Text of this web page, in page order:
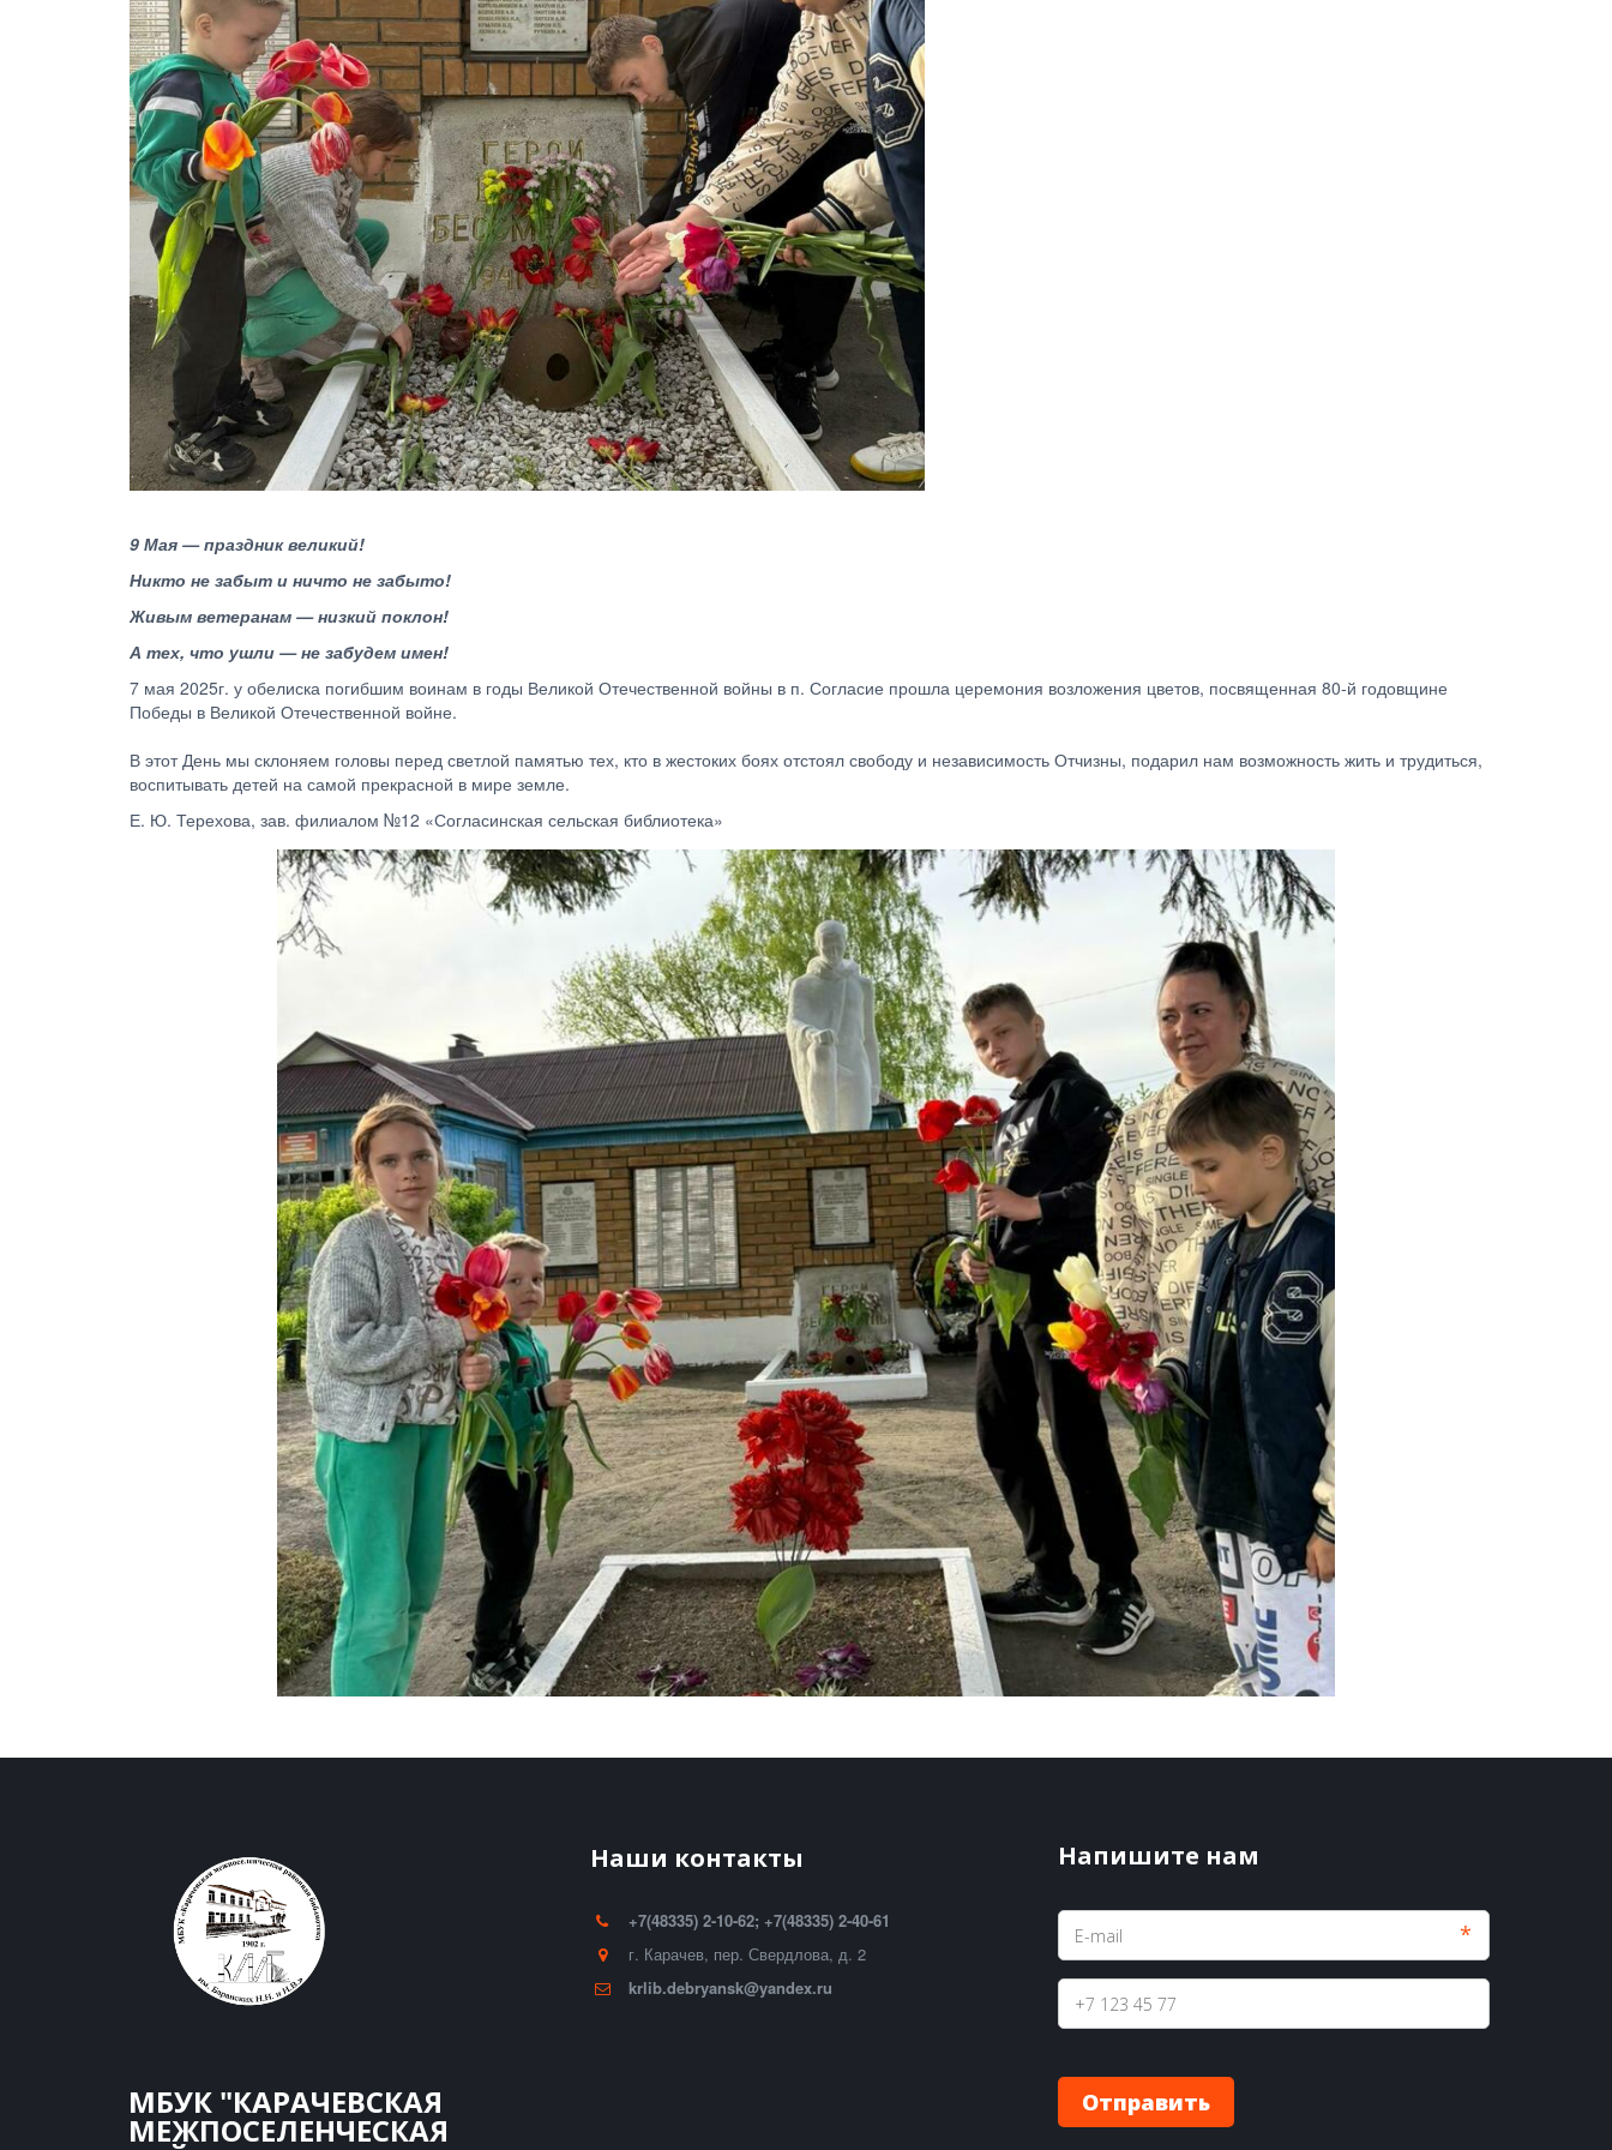
9 Мая — праздник великий!
Никто не забыт и ничто не забыто!
Живым ветеранам — низкий поклон!
А тех, что ушли — не забудем имен!
7 мая 2025г. у обелиска погибшим воинам в годы Великой Отечественной войны в п. Согласие прошла церемония возложения цветов, посвященная 80-й годовщине
Победы в Великой Отечественной войне.
В этот День мы склоняем головы перед светлой памятью тех, кто в жестоких боях отстоял свободу и независимость Отчизны, подарил нам возможность жить и трудиться,
воспитывать детей на самой прекрасной в мире земле.
Е. Ю. Терехова, зав. филиалом №12 «Согласинская сельская библиотека»
МБУК "КАРАЧЕВСКАЯ
МЕЖПОСЕЛЕНЧЕСКАЯ
Наши контакты
+7(48335) 2-10-62; +7(48335) 2-40-61
г. Карачев, пер. Свердлова, д. 2
krlib.debryansk@yandex.ru
Напишите нам
*
Отправить